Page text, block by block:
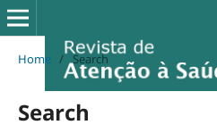
Home / Search
Search